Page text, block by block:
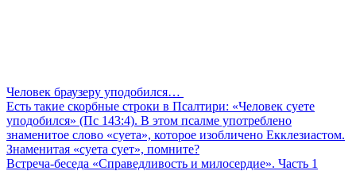
Человек браузеру уподобился…
Есть такие скорбные строки в Псалтири: «Человек суете
уподобился» (Пс 143:4). В этом псалме употреблено
знаменитое слово «суета», которое изобличено Екклезиастом.
Знаменитая «суета сует», помните?
Встреча-беседа «Справедливость и милосердие». Часть 1